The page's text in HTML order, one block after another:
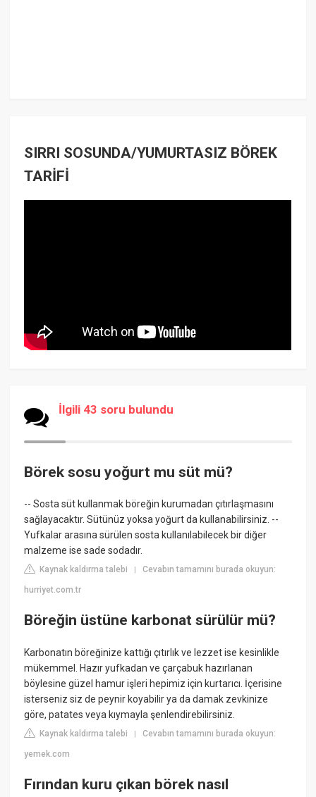
SIRRI SOSUNDA/YUMURTASIZ BÖREK
TARİFİ
İlgili 43 soru bulundu
Börek sosu yoğurt mu süt mü?
-- Sosta süt kullanmak böreğin kurumadan çıtırlaşmasını
sağlayacaktır. Sütünüz yoksa yoğurt da kullanabilirsiniz. --
Yufkalar arasına sürülen sosta kullanılabilecek bir diğer
malzeme ise sade sodadır.
Kaynak kaldırma talebi |Cevabın tamamını burada okuyun:
hurriyet.com.tr
Böreğin üstüne karbonat sürülür mü?
Karbonatın böreğinize kattığı çıtırlık ve lezzet ise kesinlikle
mükemmel. Hazır yufkadan ve çarçabuk hazırlanan
böylesine güzel hamur işleri hepimiz için kurtarıcı. İçerisine
isterseniz siz de peynir koyabilir ya da damak zevkinize
göre, patates veya kıymayla şenlendirebilirsiniz.
Kaynak kaldırma talebi |Cevabın tamamını burada okuyun:
yemek.com
Fırından kuru çıkan börek nasıl